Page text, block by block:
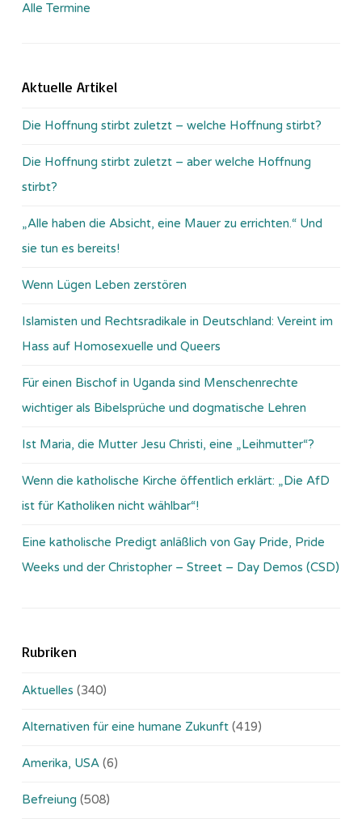
Alle Termine
Aktuelle Artikel
Die Hoffnung stirbt zuletzt – welche Hoffnung stirbt?
Die Hoffnung stirbt zuletzt – aber welche Hoffnung
stirbt?
„Alle haben die Absicht, eine Mauer zu errichten.“ Und
sie tun es bereits!
Wenn Lügen Leben zerstören
Islamisten und Rechtsradikale in Deutschland: Vereint im
Hass auf Homosexuelle und Queers
Für einen Bischof in Uganda sind Menschenrechte
wichtiger als Bibelsprüche und dogmatische Lehren
Ist Maria, die Mutter Jesu Christi, eine „Leihmutter“?
Wenn die katholische Kirche öffentlich erklärt: „Die AfD
ist für Katholiken nicht wählbar“!
Eine katholische Predigt anläßlich von Gay Pride, Pride
Weeks und der Christopher – Street – Day Demos (CSD)
Rubriken
Aktuelles (340)
Alternativen für eine humane Zukunft (419)
Amerika, USA (6)
Befreiung (508)